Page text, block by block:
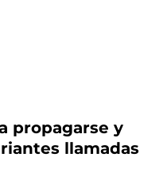
propagarse y
llamadas